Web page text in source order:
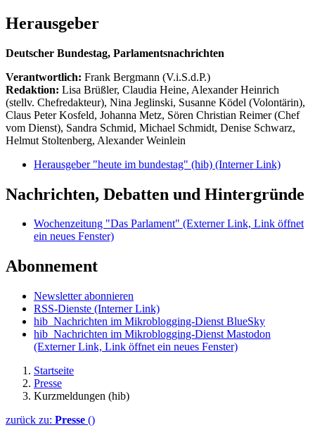
Herausgeber
Deutscher Bundestag, Parlamentsnachrichten
Verantwortlich: Frank Bergmann (V.i.S.d.P.)
Redaktion: Lisa Brüßler, Claudia Heine, Alexander Heinrich
(stellv. Chefredakteur), Nina Jeglinski, Susanne Ködel (Volontärin),
Claus Peter Kosfeld, Johanna Metz, Sören Christian Reimer (Chef
vom Dienst), Sandra Schmid, Michael Schmidt, Denise Schwarz,
Helmut Stoltenberg, Alexander Weinlein
Herausgeber "heute im bundestag" (hib) (Interner Link)
Nachrichten, Debatten und Hintergründe
Wochenzeitung "Das Parlament" (Externer Link, Link öffnet
ein neues Fenster)
Abonnement
Newsletter abonnieren
RSS-Dienste (Interner Link)
hib_Nachrichten im Mikroblogging-Dienst BlueSky
hib_Nachrichten im Mikroblogging-Dienst Mastodon
(Externer Link, Link öffnet ein neues Fenster)
Startseite
Presse
Kurzmeldungen (hib)
zurück zu: Presse ()